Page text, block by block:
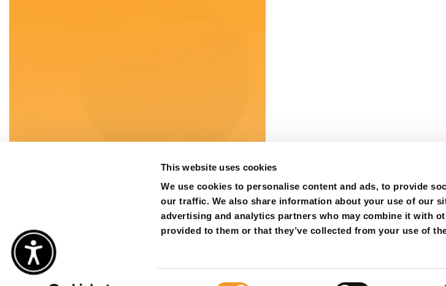
This website uses cookies
We use cookies to personalise content and ads, to provide
our traffic. We also share information about your use of our
advertising and analytics partners who may combine it with
provided to them or that they’ve collected from your use of